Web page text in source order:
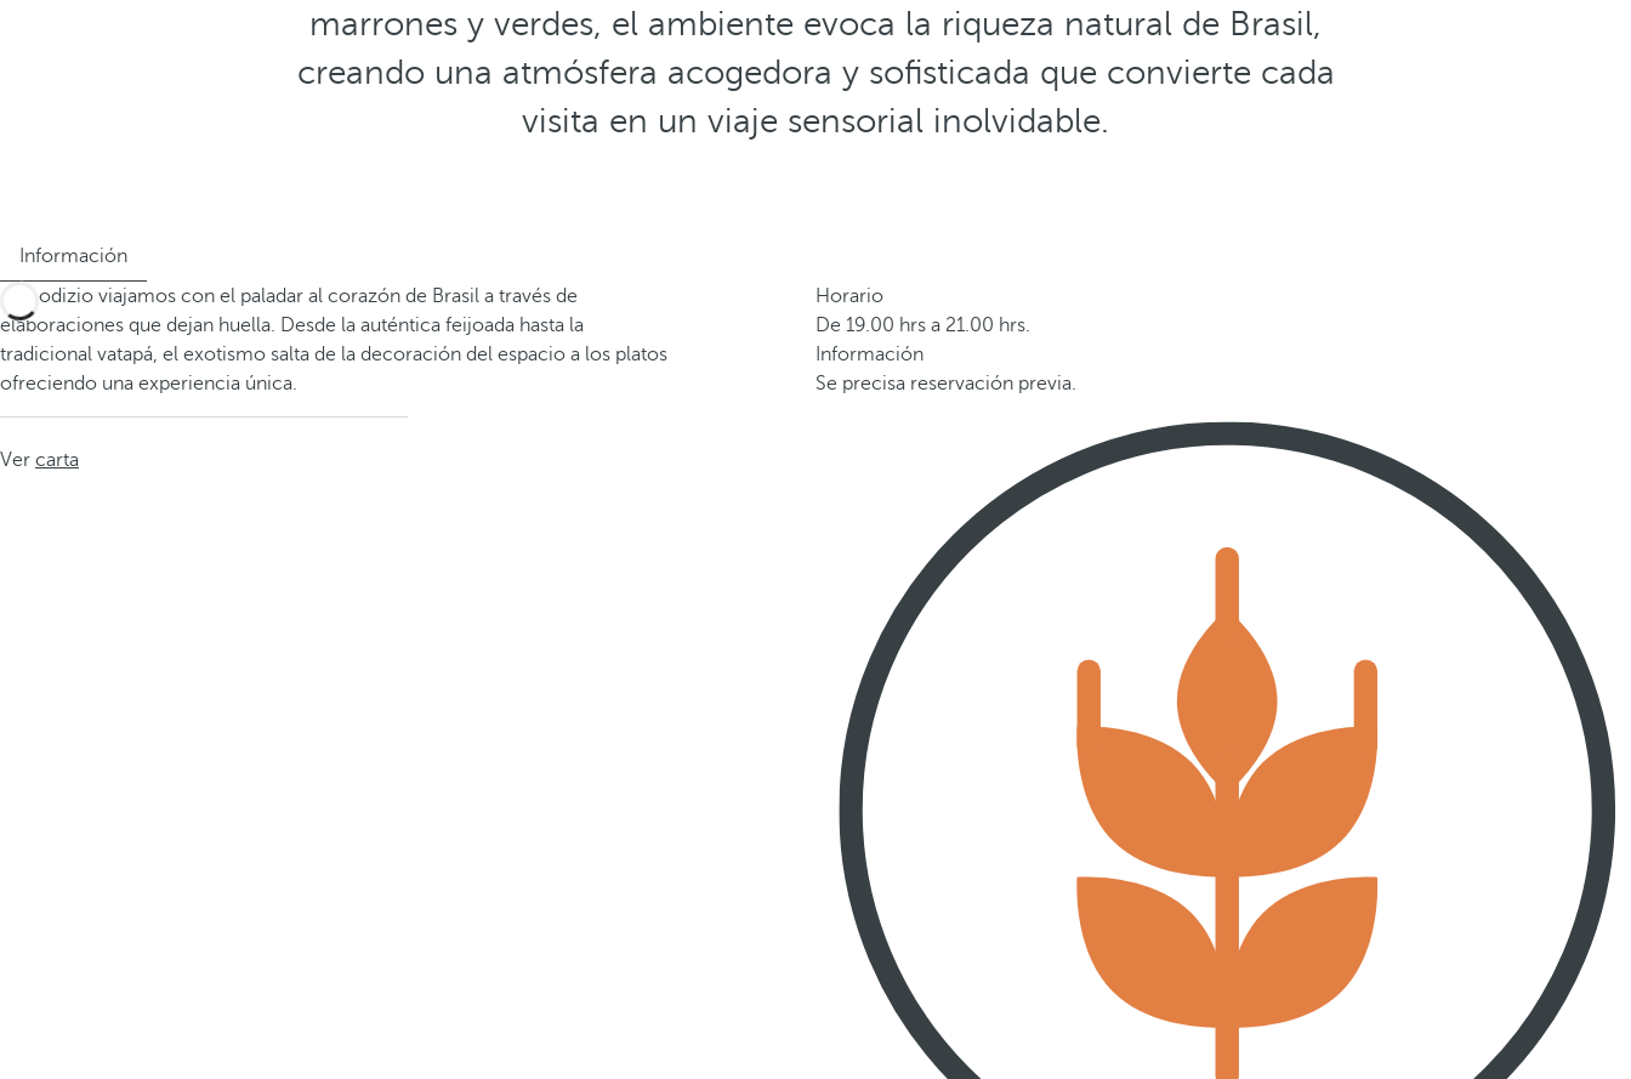
marrones y verdes, el ambiente evoca la riqueza natural de Brasil,
creando una atmósfera acogedora y sofisticada que convierte cada
visita en un viaje sensorial inolvidable.
Información
En Rodizio viajamos con el paladar al corazón de Brasil a través de
elaboraciones que dejan huella. Desde la auténtica feijoada hasta la
tradicional vatapá, el exotismo salta de la decoración del espacio a los platos
ofreciendo una experiencia única.
Ver carta
Horario
De 19.00 hrs a 21.00 hrs.
Información
Se precisa reservación previa.